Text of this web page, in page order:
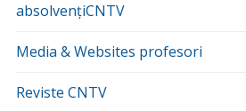
absolvențiCNTV
Media & Websites profesori
Reviste CNTV